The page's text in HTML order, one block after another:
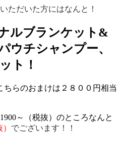
ただいた方にはなんと！
ルブランケット&
ウチシャンプー、
ト！
らのおまけは２８００円相当
～（税抜）のところなんと
でございます！！